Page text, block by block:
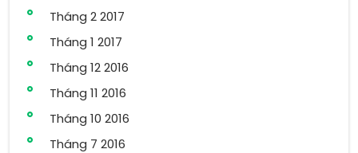
Tháng 2 2017
Tháng 1 2017
Tháng 12 2016
Tháng 11 2016
Tháng 10 2016
Tháng 7 2016